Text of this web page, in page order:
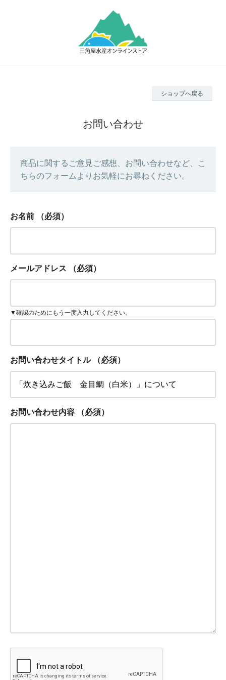
ショップへ戻る
お問い合わせ
商品に関するご意見ご感想、お問い合わせなど、こ
ちらのフォームよりお気軽にお尋ねください。
お名前 （必須）
メールアドレス （必須）
▼確認のためにもう一度入力してください。
お問い合わせタイトル （必須）
お問い合わせ内容 （必須）